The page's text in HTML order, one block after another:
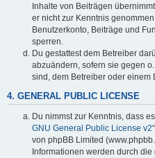
Inhalte von Beiträgen
er nicht zur Kenntnis
Benutzerkonto, Beiträge und
sperren.
Du gestattest dem Betreiber
abzuändern, sofern sie gegen
sind, dem Betreiber oder einem
4. GENERAL PUBLIC LICENSE
Du nimmst zur Kenntnis, dass
GNU General Public License v2
von phpBB Limited
Informationen werden durch